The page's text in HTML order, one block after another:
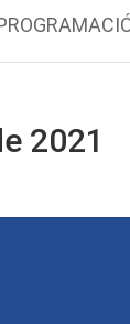
2021